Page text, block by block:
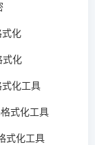
式化
式化
式化工具
式化工具
式化工具